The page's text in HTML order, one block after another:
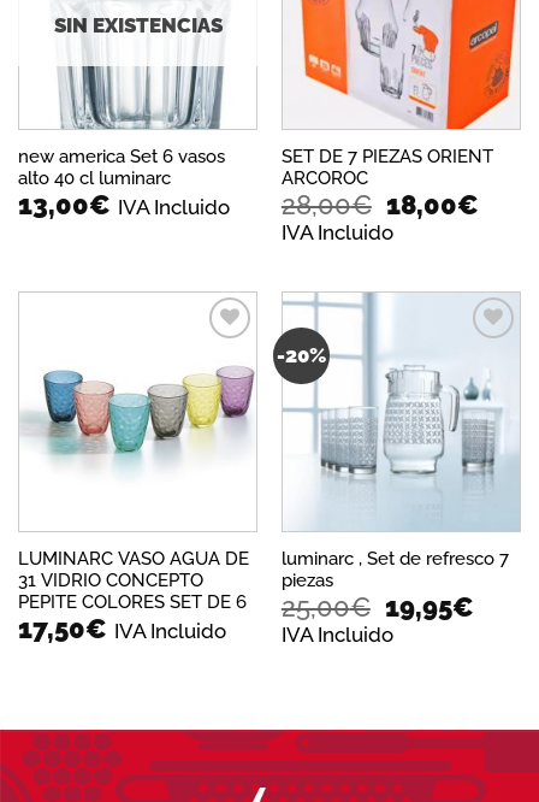
deseos
SIN EXISTENCIAS
new america Set 6 vasos
alto 40 cl luminarc
13,00€ IVA Incluido
SET DE 7 PIEZAS ORIENT
ARCOROC
28,00€ El
precio
28,00€.
18,00€
IVA Incluido
a la
lista de
deseos
LUMINARC VASO AGUA DE
31 VIDRIO CONCEPTO
PEPITE COLORES SET DE 6
17,50€ IVA Incluido
-20%
a la
lista de
deseos
luminarc , Set de refresco 7
piezas
25,00€ El
precio
19,95€
IVA Incluido